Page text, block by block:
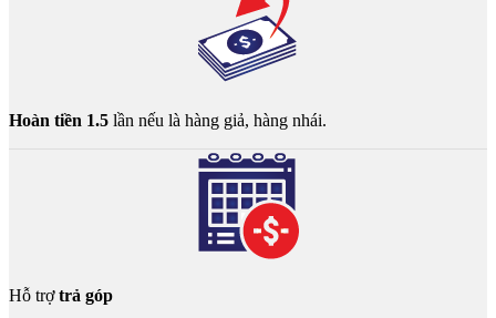
Hoàn tiền 1.5 lần nếu là hàng giả, hàng nhái.
Hỗ trợtrả góp